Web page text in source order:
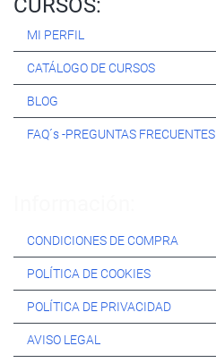
MI PERFIL
CATÁLOGO DE CURSOS
BLOG
FAQ´s -PREGUNTAS FRECUENTES
CONDICIONES DE COMPRA
POLÍTICA DE COOKIES
POLÍTICA DE PRIVACIDAD
AVISO LEGAL